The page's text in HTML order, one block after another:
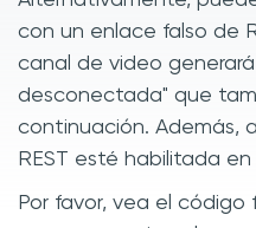
con un enlace falso de
canal de video
desconectada" que
continuación. Además,
REST esté habilitada
Por favor, vea el